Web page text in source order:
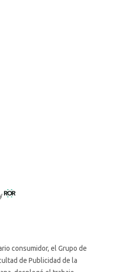
consumidor, el Grupo de
de Publicidad de la